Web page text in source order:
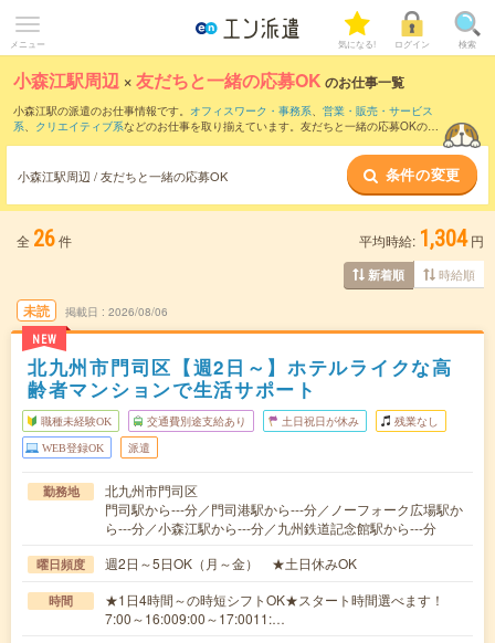
メニュー 気になる! ログイン 検索
小森江駅周辺 ×友だちと一緒の応募OK のお仕事一覧
小森江駅の派遣のお仕事情報です。 オフィスワーク・事務系、 営業・販売・サービス
系、 クリエイティブ系などのお仕事を取り揃えています。友だちと一緒の応募OKの条
小森江駅周辺 / 友だちと一緒の応募OK 条件の変更
全 26件 平均時給: 1,304 円
新着順 時給順
未読
NEW
掲載日 2026/08/06
北九州市門司区【週2日～】ホテルライクな高
齢者マンションで生活サポート
職種未経験OK 交通費別途支給あり 土日祝日が休み 残業なし
WEB登録OK 派遣
勤務地
北九州市門司区
門司駅から---分／門司港駅から---分／ノーフォーク広場駅か
ら---分／小森江駅から---分／九州鉄道記念館駅から---分
曜日頻度 週2日～5日OK（月～金） ★土日休みOK
時間
★1日4時間～の時短シフトOK★スタート時間選べます！
7:00～16:009:00～17:0011:…